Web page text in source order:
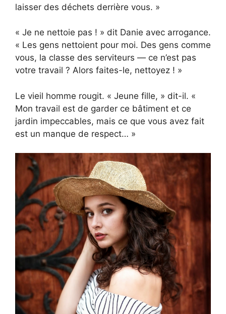
laisser des déchets derrière vous. »
« Je ne nettoie pas ! » dit Danie avec arrogance.
« Les gens nettoient pour moi. Des gens comme
vous, la classe des serviteurs — ce n’est pas
votre travail ? Alors faites-le, nettoyez ! »
Le vieil homme rougit. « Jeune fille, » dit-il. «
Mon travail est de garder ce bâtiment et ce
jardin impeccables, mais ce que vous avez fait
est un manque de respect… »